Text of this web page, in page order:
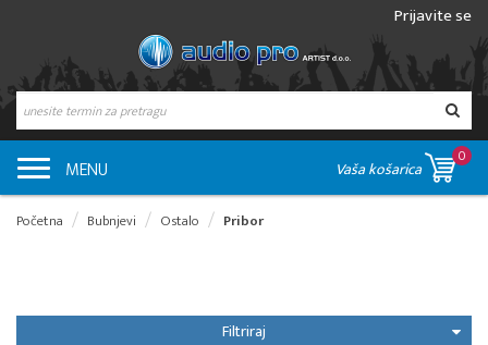
Prijavite se
MENU Vaša košarica
0
Početna Bubnjevi Ostalo Pribor
Filtriraj